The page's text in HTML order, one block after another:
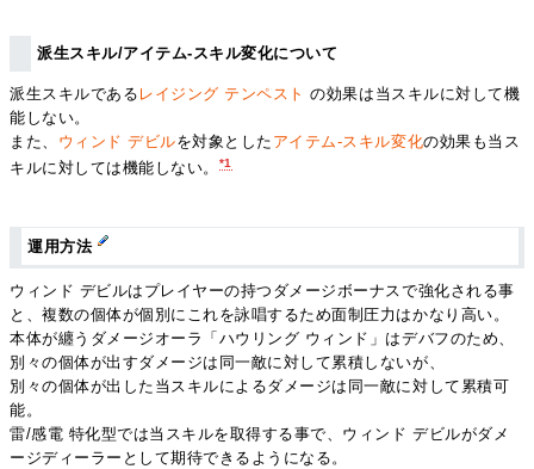
派生スキル/アイテム-スキル変化について
派生スキルである レイジング テンペストの効果は当スキルに対して機
能しない。
また、 ウィンド デビルを対象とした アイテム-スキル変化の効果も当ス
キルに対しては機能しない。
*1
運用方法
ウィンド デビルはプレイヤーの持つダメージボーナスで強化される事
と、複数の個体が個別にこれを詠唱するため面制圧力はかなり高い。
本体が纏うダメージオーラ「ハウリング ウィンド」はデバフのため、
別々の個体が出すダメージは同一敵に対して累積しないが、
別々の個体が出した当スキルによるダメージは同一敵に対して累積可
能。
雷/感電 特化型では当スキルを取得する事で、ウィンド デビルがダメ
ージディーラーとして期待できるようになる。